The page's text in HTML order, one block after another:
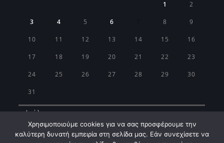
1 2
3 4 5 6 8 9
10 11 12 13 14 15 16
17 18 19 20 21 22 23
24 25 26 27 28 29 30
31
« Ιούλ
Χρησιμοποιούμε cookies για να σας προσφέρουμε την
καλύτερη δυνατή εμπειρία στη σελίδα μας. Εάν συνεχίσετε να